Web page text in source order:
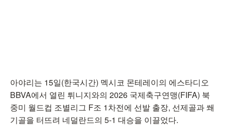
아야리는 15일(한국시간) 멕시코 몬테레이의 에스타디오
BBVA에서 열린 튀니지와의 2026 국제축구연맹(FIFA) 북
중미 월드컵 조별리그 F조 1차전에 선발 출장, 선제골과 쐐
기골을 터뜨려 네덜란드의 5-1 대승을 이끌었다.